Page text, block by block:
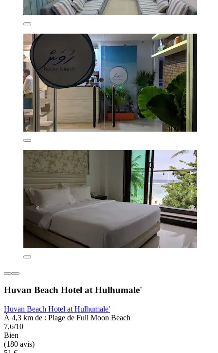
Huvan Beach Hotel at Hulhumale'
Huvan Beach Hotel at Hulhumale'
À 4,3 km de : Plage de Full Moon Beach
7,6/10
Bien
(180 avis)